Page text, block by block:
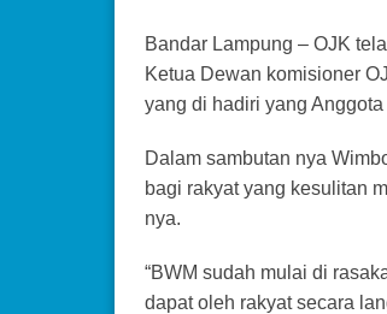
Bandar Lampung – OJK
Ketua Dewan komisioner
yang di hadiri yang
Dalam sambutan nya
bagi rakyat yang kesulitan
nya.
“BWM sudah mulai di
dapat oleh rakyat secara